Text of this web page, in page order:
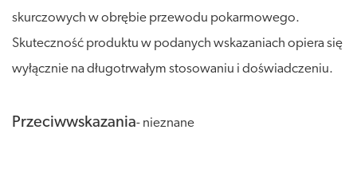
skurczowych w obrębie przewodu pokarmowego.
Skuteczność produktu w podanych wskazaniach opiera się
wyłącznie na długotrwałym stosowaniu i doświadczeniu.
Przeciwwskazania- nieznane